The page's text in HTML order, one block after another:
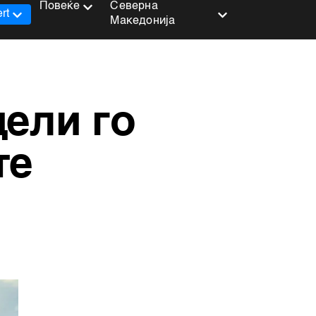
Северна
Македонија
Повеќе
го